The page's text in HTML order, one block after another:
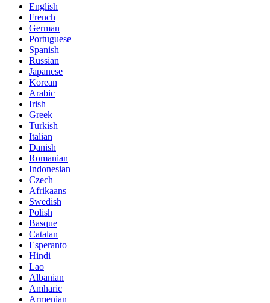
English
French
German
Portuguese
Spanish
Russian
Japanese
Korean
Arabic
Irish
Greek
Turkish
Italian
Danish
Romanian
Indonesian
Czech
Afrikaans
Swedish
Polish
Basque
Catalan
Esperanto
Hindi
Lao
Albanian
Amharic
Armenian